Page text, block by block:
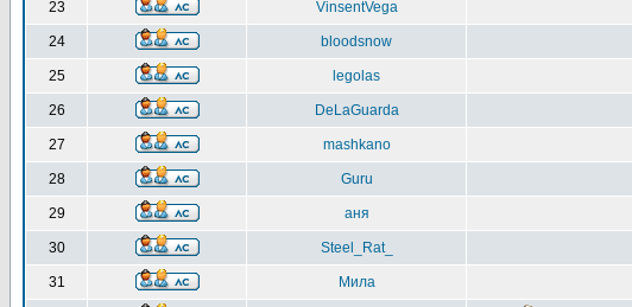
23 VinsentVega
24 bloodsnow
25 legolas
26 DeLaGuarda
27 mashkano
28 Guru
29 аня
30 Steel_Rat_
31 Мила